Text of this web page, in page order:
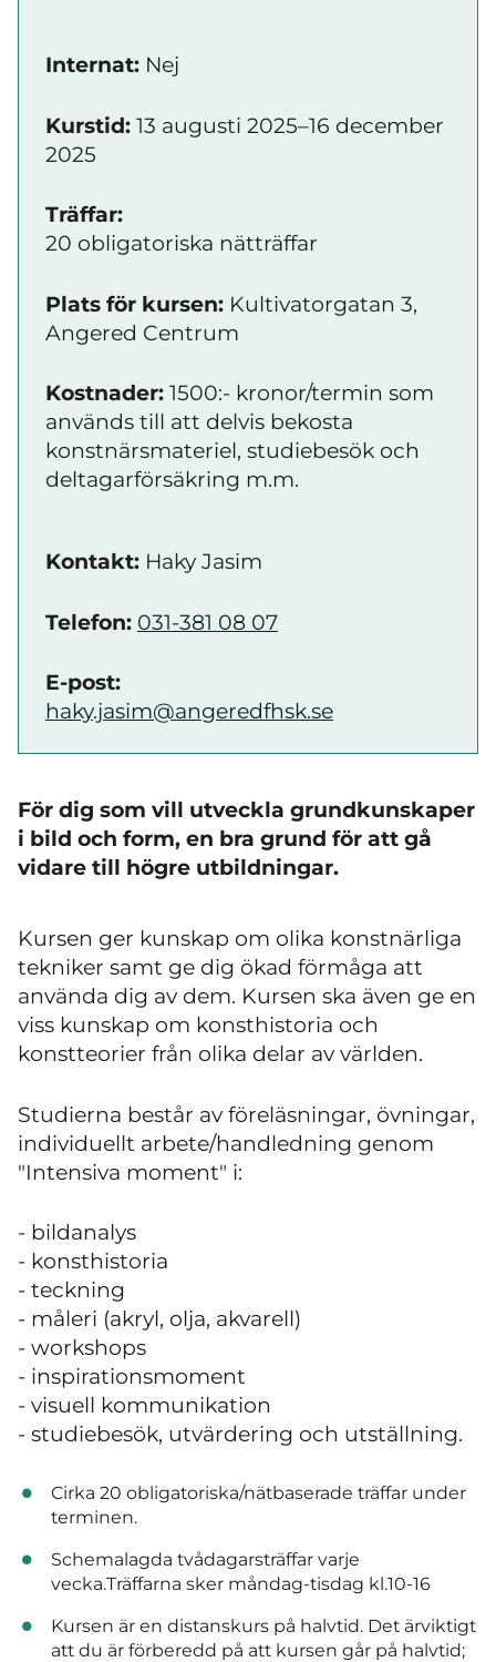
Internat: Nej
Kurstid: 13 augusti 2025–16 december
2025
Träffar:
20 obligatoriska nätträffar
Plats för kursen: Kultivatorgatan 3,
Angered Centrum
Kostnader: 1500:- kronor/termin som
används till att delvis bekosta
konstnärsmateriel, studiebesök och
deltagarförsäkring m.m.
Kontakt: Haky Jasim
Telefon: 031-381 08 07
E-post:
haky.jasim@angeredfhsk.se
För dig som vill utveckla grundkunskaper
i bild och form, en bra grund för att gå
vidare till högre utbildningar.
Kursen ger kunskap om olika konstnärliga
tekniker samt ge dig ökad förmåga att
använda dig av dem. Kursen ska även ge en
viss kunskap om konsthistoria och
konstteorier från olika delar av världen.
Studierna består av föreläsningar, övningar,
individuellt arbete/handledning genom
"Intensiva moment" i:
- bildanalys
- konsthistoria
- teckning
- måleri (akryl, olja, akvarell)
- workshops
- inspirationsmoment
- visuell kommunikation
- studiebesök, utvärdering och utställning.
Cirka 20 obligatoriska/nätbaserade träffar under
terminen.
Schemalagda tvådagarsträffar varje
vecka.Träffarna sker måndag-tisdag kl.10-16
Kursen är en distanskurs på halvtid. Det ärviktigt
att du är förberedd på att kursen går på halvtid;